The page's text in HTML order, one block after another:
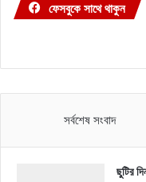
ফেসবুকে সাথে থাকুন
সর্বশেষ সংবাদ
ছুটির